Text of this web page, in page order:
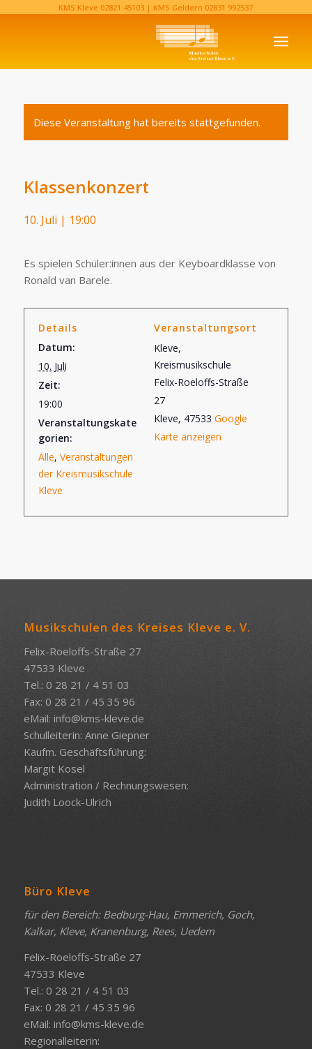
KMS Kleve 02821 45103‬ | KMS Geldern 02831 992537‬
Diese Veranstaltung hat bereits stattgefunden.
Klassenkonzert
10. Juli | 19:00
Es spielen Schüler:innen aus der Keyboardklasse von
Ronald van Barele.
Details
Datum:
10. Juli
Zeit:
19:00
Veranstaltungskate
gorien:
Alle, Veranstaltungen
der Kreismusikschule
Kleve
Veranstaltungsort
Kleve,
Kreismusikschule
Felix-Roeloffs-Straße
27
Kleve, 47533 Google
Karte anzeigen
Musikschulen des Kreises Kleve e. V.
Felix-Roeloffs-Straße 27
47533 Kleve
Tel.: 0 28 21 / 4 51 03
Fax: 0 28 21 / 45 35 96
eMail: info@kms-kleve.de
Schulleiterin: Anne Giepner
Kaufm. Geschäftsführung:
Margit Kosel
Administration / Rechnungswesen:
Judith Loock-Ulrich
Büro Kleve
für den Bereich: Bedburg-Hau, Emmerich, Goch,
Kalkar, Kleve, Kranenburg, Rees, Uedem
Felix-Roeloffs-Straße 27
47533 Kleve
Tel.: 0 28 21 / 4 51 03
Fax: 0 28 21 / 45 35 96
eMail: info@kms-kleve.de
Regionalleiterin: